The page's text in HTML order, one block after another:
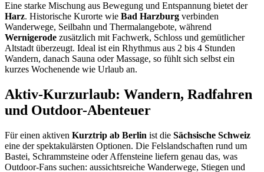
Eine starke Mischung aus Bewegung und Entspannung bietet der
Harz. Historische Kurorte wie Bad Harzburg verbinden
Wanderwege, Seilbahn und Thermalangebote, während
Wernigerode zusätzlich mit Fachwerk, Schloss und gemütlicher
Altstadt überzeugt. Ideal ist ein Rhythmus aus 2 bis 4 Stunden
Wandern, danach Sauna oder Massage, so fühlt sich selbst ein
kurzes Wochenende wie Urlaub an.
Aktiv-Kurzurlaub: Wandern, Radfahren
und Outdoor-Abenteuer
Für einen aktiven Kurztrip ab Berlin ist die Sächsische Schweiz
eine der spektakulärsten Optionen. Die Felslandschaften rund um
Bastei, Schrammsteine oder Affensteine liefern genau das, was
Outdoor-Fans suchen: aussichtsreiche Wanderwege, Stiegen und